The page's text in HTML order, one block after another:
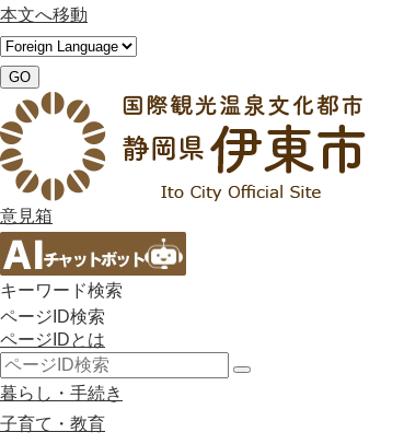
本文へ移動
GO
意見箱
キーワード検索
ページID検索
ページIDとは
暮らし・手続き
子育て・教育